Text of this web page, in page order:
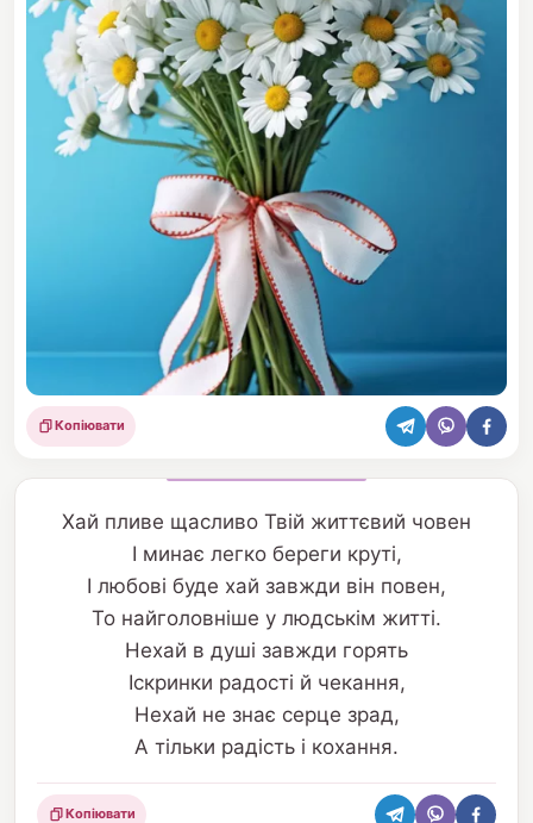
Поділитися
Копіювати
Хай пливе щасливо Твій життєвий човен
І минає легко береги круті,
І любові буде хай завжди він повен,
То найголовніше у людськім житті.
Нехай в душі завжди горять
Іскринки радості й чекання,
Нехай не знає серце зрад,
А тільки радість і кохання.
Копіювати